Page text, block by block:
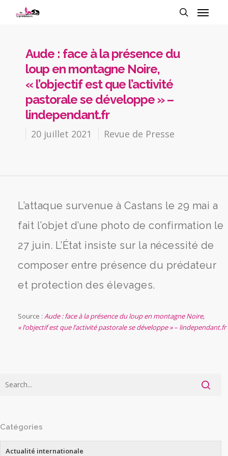
Aude : face à la présence du
loup en montagne Noire,
« l’objectif est que l’activité
pastorale se développe » –
lindependant.fr
20 juillet 2021 Revue de Presse
L’attaque survenue à Castans le 29 mai a
fait l’objet d’une photo de confirmation le
27 juin. L’État insiste sur la nécessité de
composer entre présence du prédateur
et protection des élevages.
Source :Aude : face à la présence du loup en montagne Noire,
« l’objectif est que l’activité pastorale se développe » – lindependant.fr
Catégories
Actualité internationale